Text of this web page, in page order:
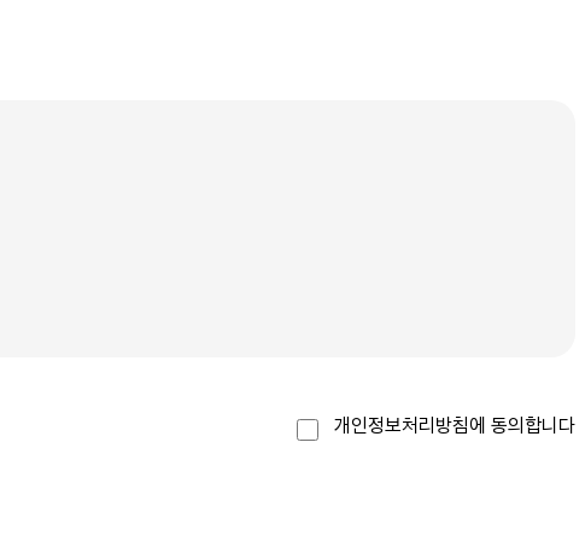
개인정보처리방침에 동의합니다